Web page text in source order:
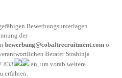
Bewerbungsunterlagen
der
bewerbung@cobaltrecruitment.com o
Berater Strahinja
833
an, um vorab weitere
erfahren.